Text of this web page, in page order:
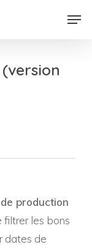
production
filtrer les bons
dates de